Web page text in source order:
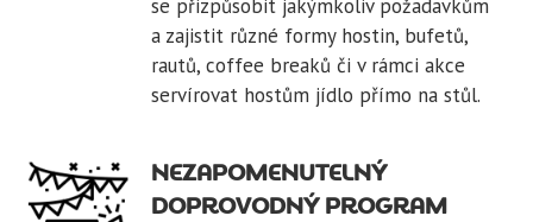
se přizpůsobit jakýmkoliv požadavkům
a zajistit různé formy hostin, bufetů,
rautů, coffee breaků či v rámci akce
servírovat hostům jídlo přímo na stůl.
NEZAPOMENUTELNÝ
DOPROVODNÝ PROGRAM